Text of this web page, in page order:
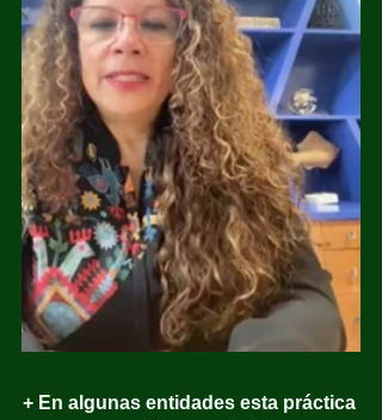
+ En algunas entidades esta práctica